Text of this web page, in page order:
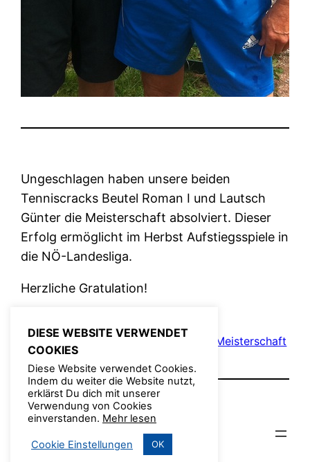
Ungeschlagen haben unsere beiden
Tenniscracks Beutel Roman I und Lautsch
Günter die Meisterschaft absolviert. Dieser
Erfolg ermöglicht im Herbst Aufstiegsspiele in
die NÖ-Landesliga.
Herzliche Gratulation!
Juni 22, 2011 Admin Allgemein , Fotos Meisterschaft
DIESE WEBSITE VERWENDET
COOKIES
Diese Website verwendet Cookies.
Indem du weiter die Website nutzt,
erklärst Du dich mit unserer
Verwendung von Cookies
einverstanden. Mehr lesen
Cookie Einstellungen OK